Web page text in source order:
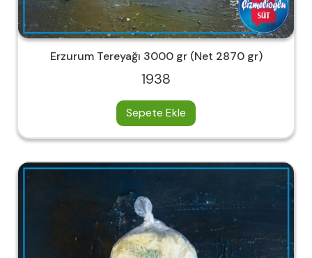
Erzurum Tereyağı 3000 gr (Net 2870 gr)
1938
Sepete Ekle